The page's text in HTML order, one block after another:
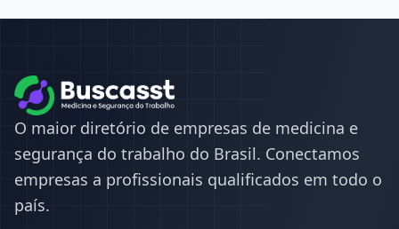
O maior diretório de empresas de medicina e
segurança do trabalho do Brasil. Conectamos
empresas a profissionais qualificados em todo o
país.